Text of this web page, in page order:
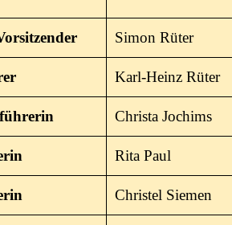
Simon Rüter
Karl-Heinz Rüter
Christa Jochims
Rita Paul
Christel Siemen